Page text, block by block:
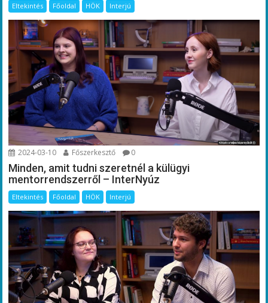
Eltekintés Főoldal HÖK Interjú
2024-03-10 Főszerkesztő 0
Minden, amit tudni szeretnél a külügyi
mentorrendszerről – InterNyúz
Eltekintés Főoldal HÖK Interjú